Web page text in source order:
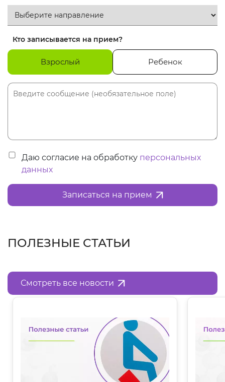
Кто записывается на прием?
Взрослый Ребенок
Даю согласие на обработку персональных
данных
Записаться на прием
ПОЛЕЗНЫЕ СТАТЬИ
Смотреть все новости